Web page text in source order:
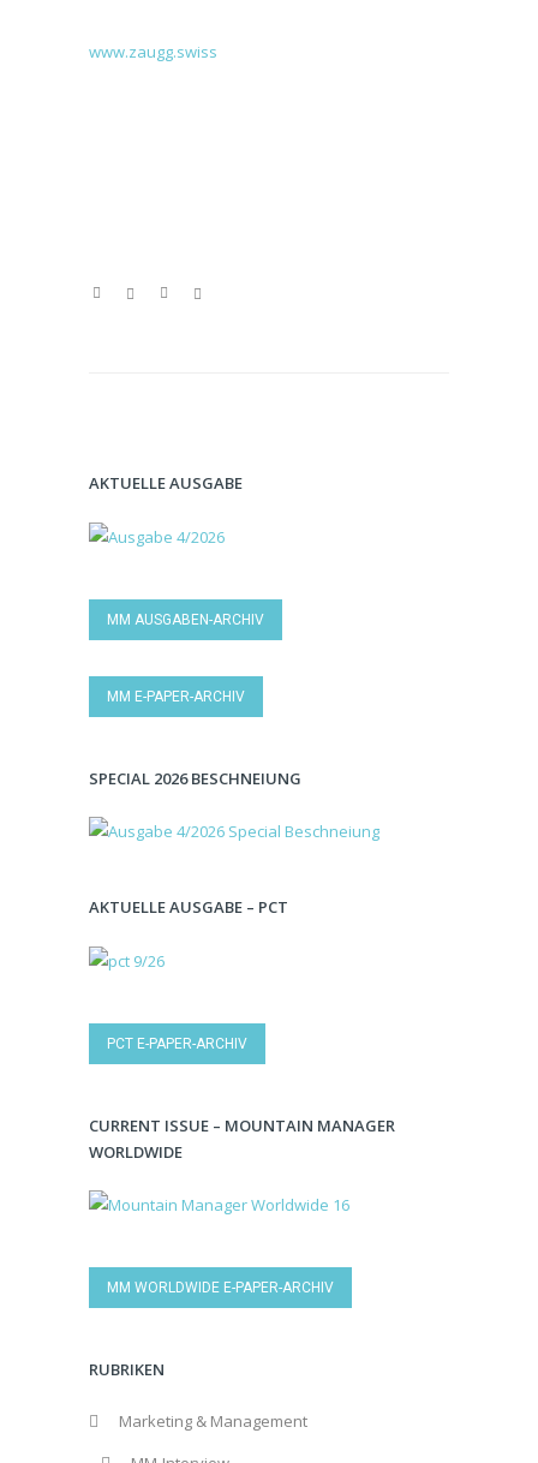
www.zaugg.swiss
AKTUELLE AUSGABE
MM AUSGABEN-ARCHIV
MM E-PAPER-ARCHIV
SPECIAL 2026 BESCHNEIUNG
AKTUELLE AUSGABE – PCT
PCT E-PAPER-ARCHIV
CURRENT ISSUE – MOUNTAIN MANAGER
WORLDWIDE
MM WORLDWIDE E-PAPER-ARCHIV
RUBRIKEN
Marketing & Management